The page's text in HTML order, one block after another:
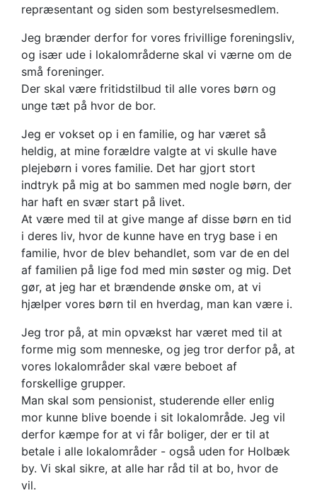
repræsentant og siden som bestyrelsesmedlem.
Jeg brænder derfor for vores frivillige foreningsliv,
og især ude i lokalområderne skal vi værne om de
små foreninger.
Der skal være fritidstilbud til alle vores børn og
unge tæt på hvor de bor.
Jeg er vokset op i en familie, og har været så
heldig, at mine forældre valgte at vi skulle have
plejebørn i vores familie. Det har gjort stort
indtryk på mig at bo sammen med nogle børn, der
har haft en svær start på livet.
At være med til at give mange af disse børn en tid
i deres liv, hvor de kunne have en tryg base i en
familie, hvor de blev behandlet, som var de en del
af familien på lige fod med min søster og mig. Det
gør, at jeg har et brændende ønske om, at vi
hjælper vores børn til en hverdag, man kan være i.
Jeg tror på, at min opvækst har været med til at
forme mig som menneske, og jeg tror derfor på, at
vores lokalområder skal være beboet af
forskellige grupper.
Man skal som pensionist, studerende eller enlig
mor kunne blive boende i sit lokalområde. Jeg vil
derfor kæmpe for at vi får boliger, der er til at
betale i alle lokalområder - også uden for Holbæk
by. Vi skal sikre, at alle har råd til at bo, hvor de
vil.